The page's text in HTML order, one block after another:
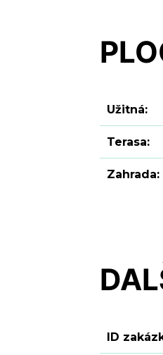
Užitná:
Terasa:
Zahrada:
ID